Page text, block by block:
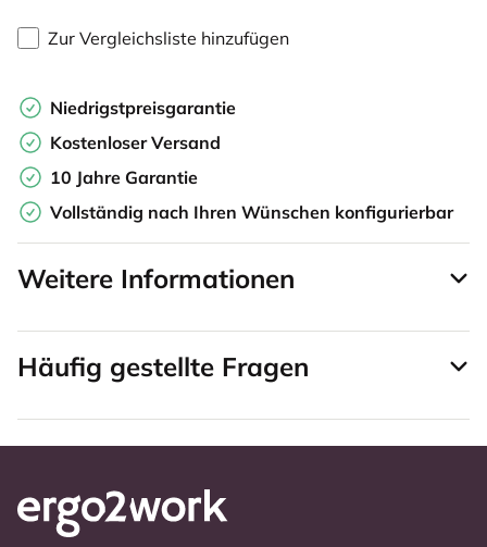
Zur Vergleichsliste hinzufügen
Niedrigstpreisgarantie
Kostenloser Versand
10 Jahre Garantie
Vollständig nach Ihren Wünschen konfigurierbar
Weitere Informationen
Häufig gestellte Fragen